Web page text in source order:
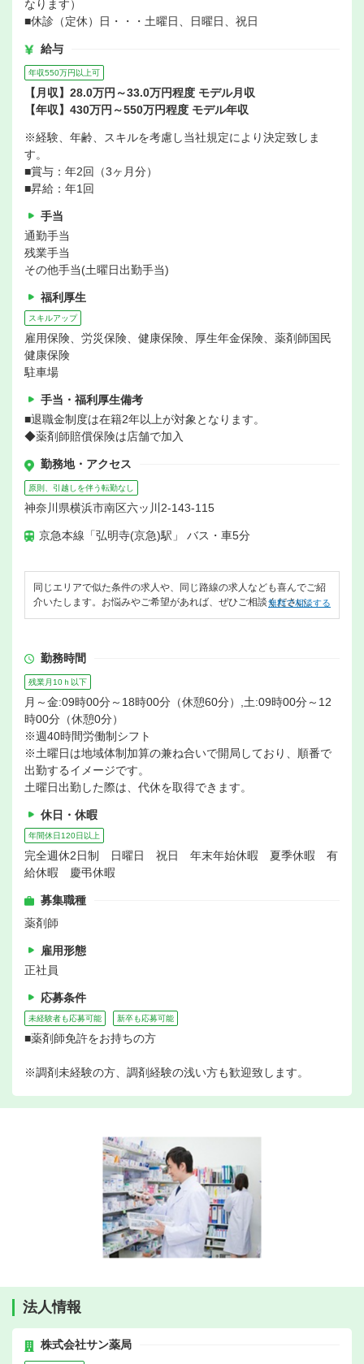
なります）
■休診（定休）日・・・土曜日、日曜日、祝日
給与
年収550万円以上可
【月収】28.0万円～33.0万円程度 モデル月収
【年収】430万円～550万円程度 モデル年収
※経験、年齢、スキルを考慮し当社規定により決定致しま
す。
■賞与：年2回（3ヶ月分）
■昇給：年1回
手当
通勤手当
残業手当
その他手当(土曜日出勤手当)
福利厚生
スキルアップ
雇用保険、労災保険、健康保険、厚生年金保険、薬剤師国民
健康保険
駐車場
手当・福利厚生備考
■退職金制度は在籍2年以上が対象となります。
◆薬剤師賠償保険は店舗で加入
勤務地・アクセス
原則、引越しを伴う転勤なし
神奈川県横浜市南区六ッ川2-143-115
京急本線「弘明寺(京急)駅」 バス・車5分
同じエリアで似た条件の求人や、同じ路線の求人なども喜んでご紹
介いたします。お悩みやご希望があれば、ぜひご相談ください。
無料で相談する
勤務時間
残業月10ｈ以下
月～金:09時00分～18時00分（休憩60分）,土:09時00分～12
時00分（休憩0分）
※週40時間労働制シフト
※土曜日は地域体制加算の兼ね合いで開局しており、順番で
出勤するイメージです。
土曜日出勤した際は、代休を取得できます。
休日・休暇
年間休日120日以上
完全週休2日制 日曜日 祝日 年末年始休暇 夏季休暇 有
給休暇 慶弔休暇
募集職種
薬剤師
雇用形態
正社員
応募条件
未経験者も応募可能 新卒も応募可能
■薬剤師免許をお持ちの方
※調剤未経験の方、調剤経験の浅い方も歓迎致します。
法人情報
株式会社サン薬局